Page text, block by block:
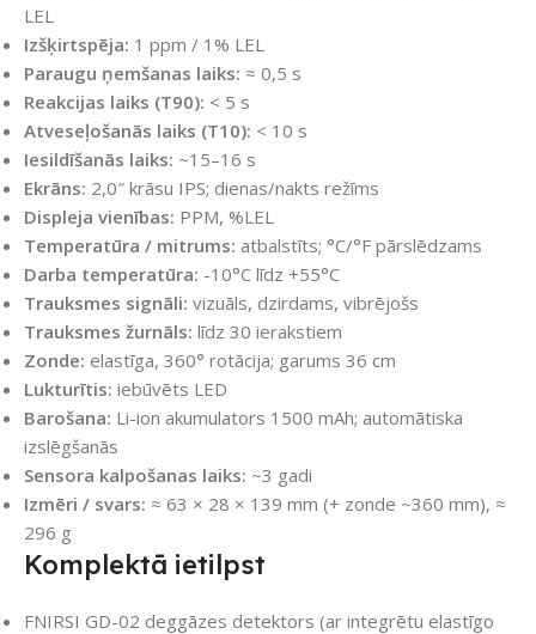
LEL
Izšķirtspēja: 1 ppm / 1% LEL
Paraugu ņemšanas laiks: ≈ 0,5 s
Reakcijas laiks (T90): < 5 s
Atveseļošanās laiks (T10): < 10 s
Iesildīšanās laiks: ~15–16 s
Ekrāns: 2,0″ krāsu IPS; dienas/nakts režīms
Displeja vienības: PPM, %LEL
Temperatūra / mitrums: atbalstīts; °C/°F pārslēdzams
Darba temperatūra: -10°C līdz +55°C
Trauksmes signāli: vizuāls, dzirdams, vibrējošs
Trauksmes žurnāls: līdz 30 ierakstiem
Zonde: elastīga, 360° rotācija; garums 36 cm
Lukturītis: iebūvēts LED
Barošana: Li-ion akumulators 1500 mAh; automātiska
izslēgšanās
Sensora kalpošanas laiks: ~3 gadi
Izmēri / svars: ≈ 63 × 28 × 139 mm (+ zonde ~360 mm), ≈
296 g
Komplektā ietilpst
FNIRSI GD-02 deggāzes detektors (ar integrētu elastīgo